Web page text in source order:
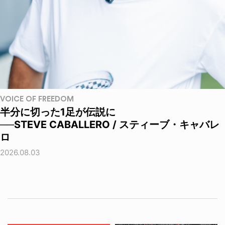
VOICE OF FREEDOM
半分に切った1足が伝説に
──STEVE CABALLERO / スティーブ・キャバレ
ロ
2026.08.03